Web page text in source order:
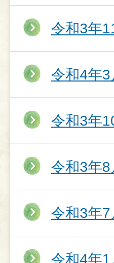
令和3年
令和4年
令和3年
令和3年
令和3年
令和4年